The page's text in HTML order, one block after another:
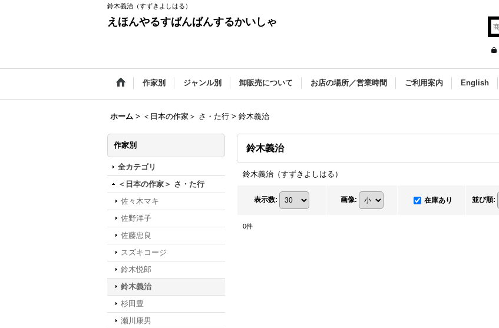
鈴木義治（すずきよしはる）
えほんやるすばんばんするかいしゃ
作家別 ジャンル別 卸販売について お店の場所／営業時間 ご利用案内 English
ホーム > ＜日本の作家＞ さ・た行 > 鈴木義治
作家別
全カテゴリ
＜日本の作家＞ さ・た行
佐々木マキ
佐野洋子
佐藤忠良
スズキコージ
鈴木悦郎
鈴木義治
杉田豊
瀬川康男
鈴木義治
鈴木義治（すずきよしはる）
表示数: 画像: 在庫あり 並び順:
0件